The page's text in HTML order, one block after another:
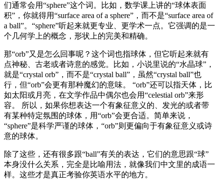
们通常会用“sphere”这个词。比如，数学课上讲的“球体表面
积”，你就得用“surface area of a sphere”，而不是“surface area of
a ball”。“sphere”听起来就更专业、更学术一点。它强调的是一
个几何学上的概念，形状上的完美和精确。
那“orb”又是怎么回事呢？这个词也指球体，但它听起来就有
点神秘、古老或者诗意的感觉。比如，小说里说的“水晶球”，
就是“crystal orb”，而不是“crystal ball”，虽然“crystal ball”也
行，但“orb”会更有那种魔幻的意味。 “orb”还可以指天体，比
如太阳或月亮，在文学作品中偶尔也会用“celestial orb”来形
容。 所以，如果你想表达一个有象征意义的、发光的或者带
有某种特定氛围的球体，用“orb”会更合适。简单来说，
“sphere”是科学严谨的球体，“orb”则更偏向于有象征意义或诗
意的球体。
除了这些，还有很多跟“ball”有关的表达，它们的意思跟“球”
本身没什么关系，完全是比喻用法，就像我们中文里的成语一
样。这些才是真正考验你英语水平的地方。